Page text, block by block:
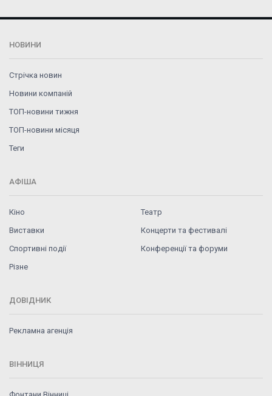
НОВИНИ
Стрічка новин
Новини компаній
ТОП-новини тижня
ТОП-новини місяця
Теги
АФІША
Кіно
Театр
Виставки
Концерти та фестивалі
Спортивні події
Конференції та форуми
Різне
ДОВІДНИК
Рекламна агенція
ВІННИЦЯ